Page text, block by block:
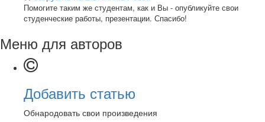
Помогите таким же студентам, как и Вы - опубликуйте свои
студенческие работы, презентации. Спасибо!
Меню для авторов
Добавить статью
Обнародовать свои произведения